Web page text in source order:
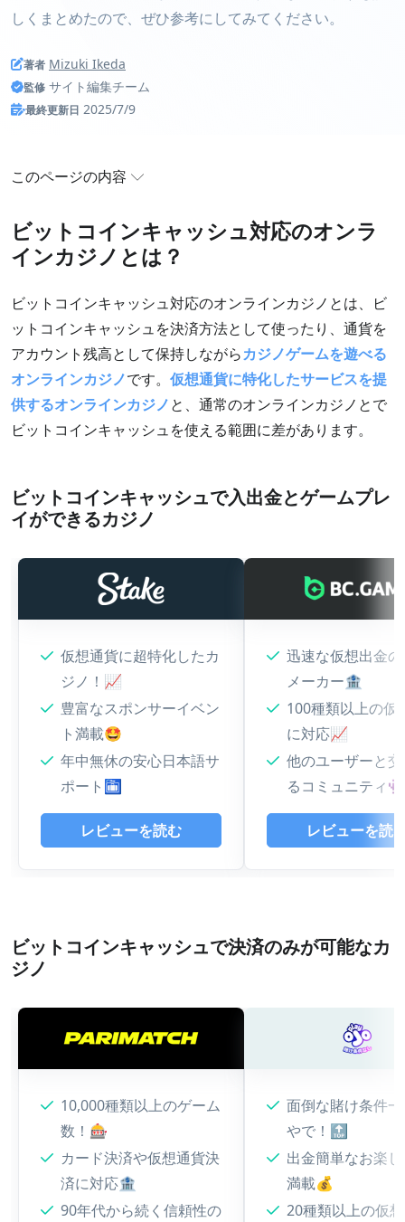
しくまとめたので、ぜひ参考にしてみてください。
著者 Mizuki Ikeda
監修 サイト編集チーム
最終更新日 2025/7/9
このページの内容
ビットコインキャッシュ対応のオンラインカジノと
は？
ビットコインキャッシュが使えるおすすめカジノ厳
選（2026年8月更新）
ビットコインキャッシュ（BCH）について
ビットコインキャッシュBCHの起源と背景
オンラインカジノでビットコインキャッシュを使用
ビットコインキャッシュをオンラインカジノで利用
するデメリット
オンラインカジノで使えるビットコインキャッシュ
ウォレット
シュを使う理由
ビットコインキャッシュが使えるオンカジ早見表
よくある質問
ビットコインキャッシュ対応のオンラ
インカジノとは？
ビットコインキャッシュ対応のオンラインカジノとは、ビ
ットコインキャッシュを決済方法として使ったり、通貨を
アカウント残高として保持しながらカジノゲームを遊べる
オンラインカジノです。 仮想通貨に特化したサービスを提
供するオンラインカジノと、通常のオンラインカジノとで
ビットコインキャッシュを使える範囲に差があります。
ビットコインキャッシュで入出金とゲームプレ
イができるカジノ
仮想通貨に超特化したカ
ジノ！📈
豊富なスポンサーイベン
ト満載🤩
年中無休の安心日本語サ
ポート🛅
レビューを読む
迅速な仮想出金
メーカー🏦
100種類以上の仮
に対応📈
他のユーザーと
るコミュニティ👾
レビューを読
ビットコインキャッシュで決済のみが可能なカ
ジノ
10,000種類以上のゲーム
数！🎰
カード決済や仮想通貨決
済に対応🏦
90年代から続く信頼性の
面倒な賭け条件
やで！🔝
出金簡単なお楽
満載💰
20種類以上の仮